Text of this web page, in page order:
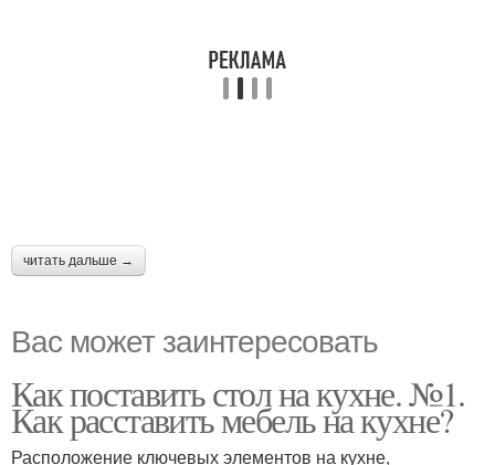
читать дальше →
Вас может заинтересовать
Как поставить стол на кухне. №1.
Как расставить мебель на кухне?
Расположение ключевых элементов на кухне,